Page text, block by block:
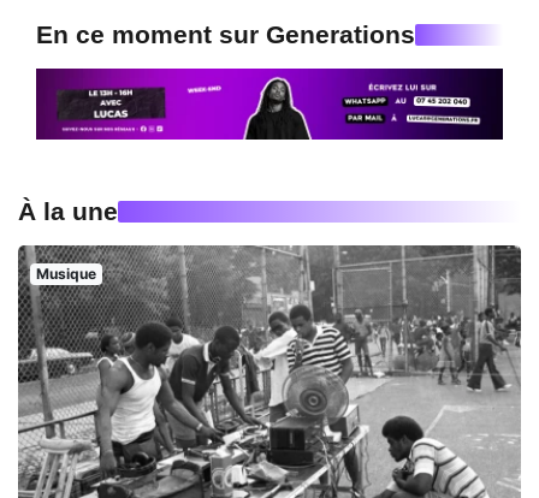
En ce moment sur Generations
À la une
Musique